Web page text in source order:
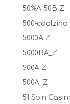
50%A 50B Z
500-coolzino
5000A Z
5000BA_Z
500A Z
500A_Z
51 Spin